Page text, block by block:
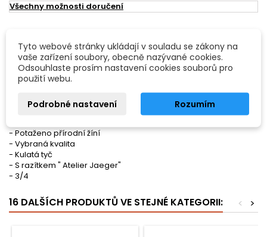
Všechny možnosti doručení
POPIS DETAILY PRODUKTU
Smyčec pro čelo Brazil dřevo Student
- Potaženo přírodní žíní
- Potaženo přírodní žíní
- Vybraná kvalita
- Kulatá tyč
- S razítkem " Atelier Jaeger"
- 3/4
16 DALŠÍCH PRODUKTŮ VE STEJNÉ KATEGORII: >
<
Tyto webové stránky ukládají v souladu se zákony na
vaše zařízení soubory, obecně nazývané cookies.
Odsouhlaste prosím nastavení cookies souborů pro
použití webu.
Podrobné nastavení Rozumím